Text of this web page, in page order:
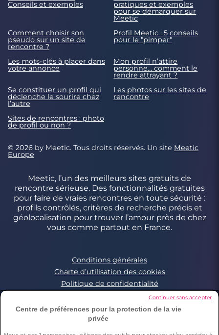
Conseils et exemples pratiques et exemples
pour se démarquer sur
Meetic
Comment choisir son
pseudo sur un site de
rencontre ?
Profil Meetic : 5 conseils
pour le "pimper"
Les mots-clés à placer dans
votre annonce
Mon profil n’attire
personne… comment le
rendre attrayant ?
Se constituer un profil qui
déclenche le sourire chez
l’autre
Les photos sur les sites de
rencontre
Sites de rencontres : photo
de profil ou non ?
© 2026 by Meetic. Tous droits réservés. Un site Meetic
Europe
Meetic, l’un des meilleurs sites gratuits de
rencontre sérieuse. Des fonctionnalités gratuites
pour faire de vraies rencontres en toute sécurité :
profils contrôlés, critères de recherche précis et
géolocalisation pour trouver l’amour près de chez
vous comme partout en France.
Conditions générales
Charte d’utilisation des cookies
Politique de confidentialité
Conditions Générales applicables aux Events
Signaler un contenu illégal
Centre de préférences pour la protection de la vie
privée
Continuer sans accepter